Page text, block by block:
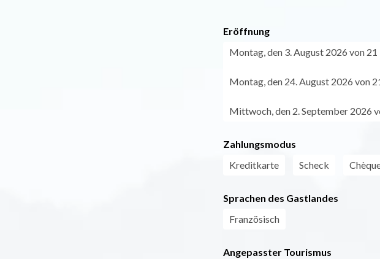
Eröffnung
Montag, den 3. August 2026 von 21
Montag, den 24. August 2026 von
Mittwoch, den 2. September 2026
Zahlungsmodus
Kreditkarte
Scheck
Sprachen des Gastlandes
Französisch
Angepasster Tourismus